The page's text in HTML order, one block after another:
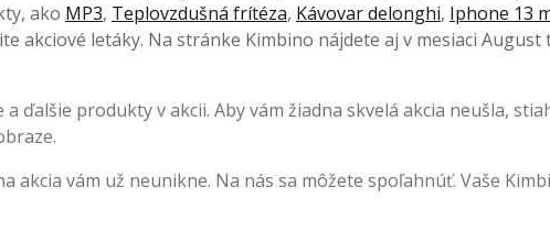
ako MP3, Teplovzdušná frítéza, Kávovar delonghi, Iphone 13
akciové letáky. Na stránke Kimbino nájdete aj v mesiaci August
ďalšie produkty v akcii. Aby vám žiadna skvelá akcia neušla,
akcia vám už neunikne. Na nás sa môžete spoľahnúť. Vaše